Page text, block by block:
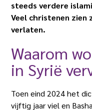
steeds verdere
Veel christenen
verlaten.
Waarom
in Syrië
Toen eind 2024 het
vijftig jaar viel en